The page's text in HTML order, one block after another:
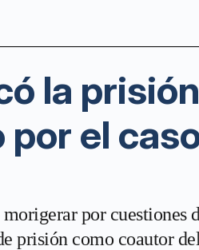
la prisión
el
por cuestiones
prisión como coautor